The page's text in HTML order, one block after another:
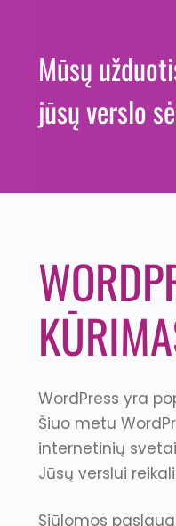
Mūsų
jūsų verslo
WordPress yra
Šiuo metu
internetinių
Jūsų verslui
Siūlomos